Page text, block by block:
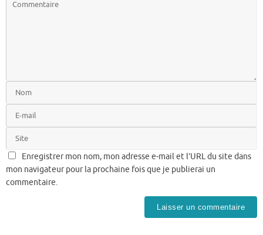
Enregistrer mon nom, mon adresse e-mail et l’URL du site dans
mon navigateur pour la prochaine fois que je publierai un
commentaire.